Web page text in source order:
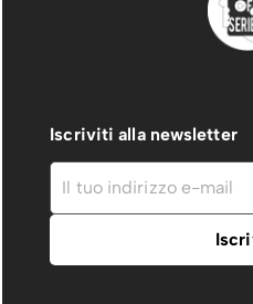
Iscriviti alla newsletter